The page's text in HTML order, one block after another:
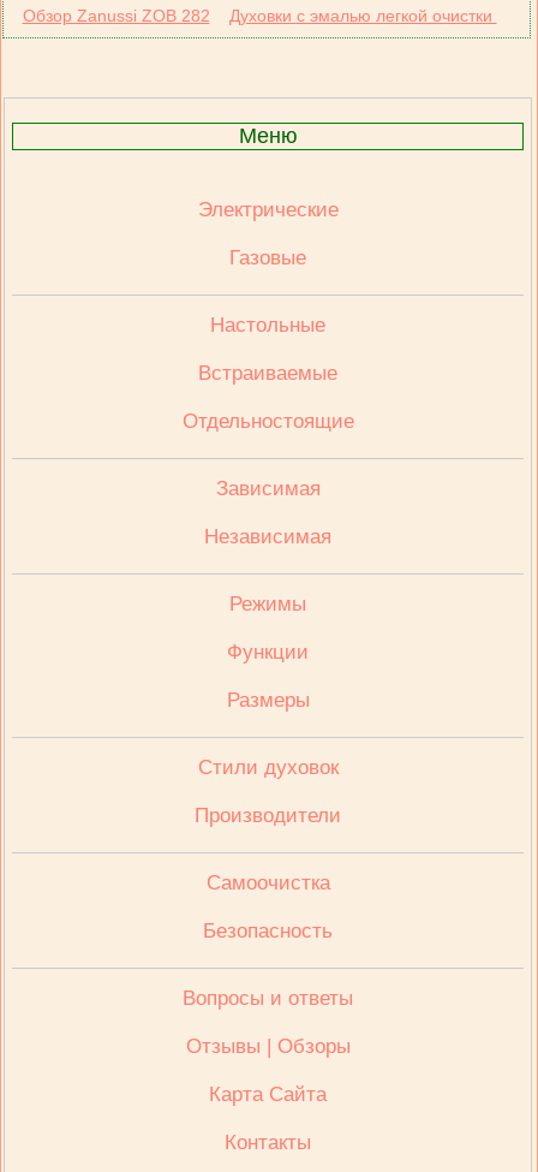
Обзор Zanussi ZOB 282 Духовки с эмалью легкой очистки
Меню
Электрические
Газовые
Настольные
Встраиваемые
Отдельностоящие
Зависимая
Независимая
Режимы
Функции
Размеры
Стили духовок
Производители
Cамоочистка
Безопасность
Вопросы и ответы
Отзывы | Обзоры
Карта Сайта
Контакты